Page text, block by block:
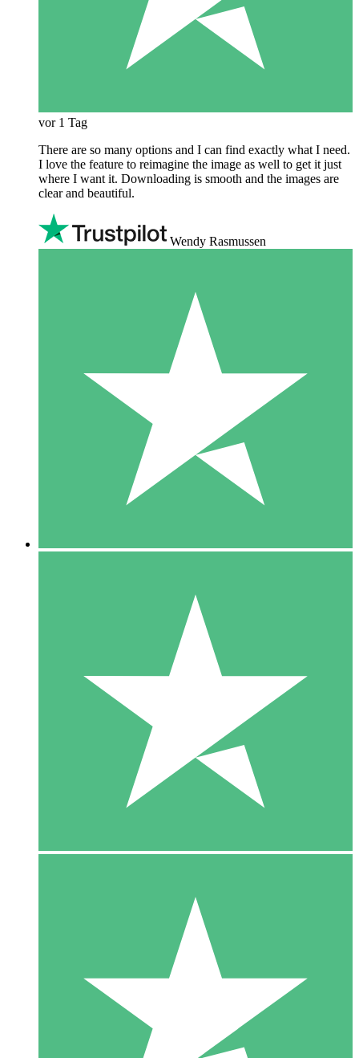
vor 1 Tag
There are so many options and I can find exactly what I need.
I love the feature to reimagine the image as well to get it just
where I want it. Downloading is smooth and the images are
clear and beautiful.
Wendy Rasmussen